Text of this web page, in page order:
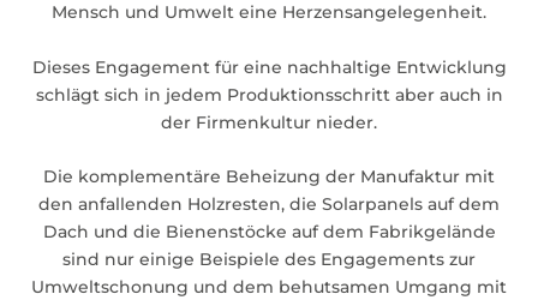
Mensch und Umwelt eine Herzensangelegenheit.
Dieses Engagement für eine nachhaltige Entwicklung
schlägt sich in jedem Produktionsschritt aber auch in
der Firmenkultur nieder.
Die komplementäre Beheizung der Manufaktur mit
den anfallenden Holzresten, die Solarpanels auf dem
Dach und die Bienenstöcke auf dem Fabrikgelände
sind nur einige Beispiele des Engagements zur
Umweltschonung und dem behutsamen Umgang mit